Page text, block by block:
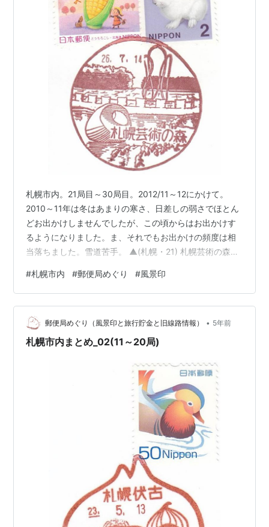
札幌市内。21局目～30局目。2012/11～12にかけて。
2010～11年は冬はあまりの寒さ、日差しの弱さでほとん
どお出かけしませんでしたが、この頃からはお出かけす
るようになりました。ま、それでもお出かけの頻度は相
当落ちました。雪道苦手。 ▲(札幌・21) 札幌芸術の森郵
1992(平成4)年12月7日開設 南区の真駒内から支笏湖方面
へ行く途中。このときも支笏湖への道すがらです。 風景
印：札幌芸術の森「浮かぶ彫刻・札幌」「空と地の軌
跡」 ▲(札幌・22) 札幌南一条中郵便局（①2012/11/8
②2016/2/5） 局番：…
#札幌市内 #郵便局めぐり #風景印
郵便局めぐり（風景印と旅行貯金と旧線路情報） • 5年前
札幌市内まとめ_02(11～20局)